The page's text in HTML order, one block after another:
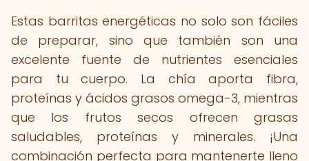
Estas barritas energéticas no solo son fáciles
de preparar, sino que también son una
excelente fuente de nutrientes esenciales
para tu cuerpo. La chía aporta fibra,
proteínas y ácidos grasos omega-3, mientras
que los frutos secos ofrecen grasas
saludables, proteínas y minerales. ¡Una
combinación perfecta para mantenerte lleno